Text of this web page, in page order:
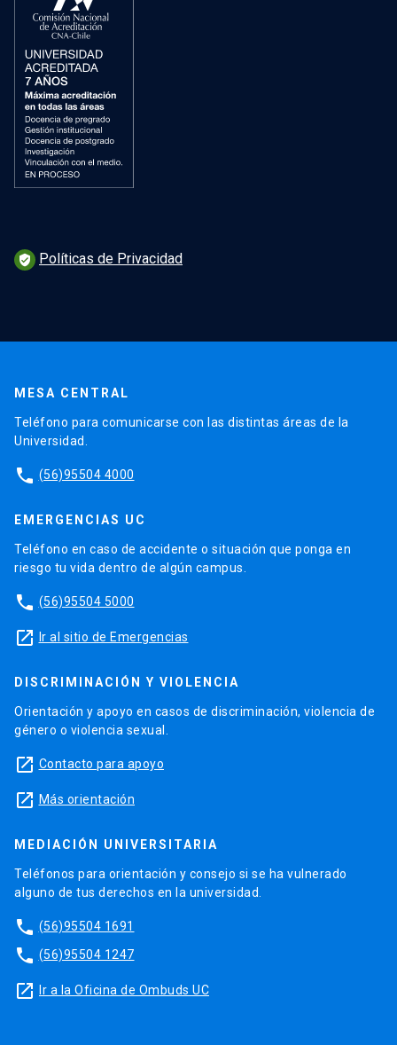
verified_user Políticas de Privacidad
MESA CENTRAL
Teléfono para comunicarse con las distintas áreas de la
Universidad.
phone (56)95504 4000
EMERGENCIAS UC
Teléfono en caso de accidente o situación que ponga en
riesgo tu vida dentro de algún campus.
phone (56)95504 5000
launch Ir al sitio de Emergencias
DISCRIMINACIÓN Y VIOLENCIA
Orientación y apoyo en casos de discriminación, violencia de
género o violencia sexual.
launch Contacto para apoyo
launch Más orientación
MEDIACIÓN UNIVERSITARIA
Teléfonos para orientación y consejo si se ha vulnerado
alguno de tus derechos en la universidad.
phone (56)95504 1691
phone (56)95504 1247
launch Ir a la Oficina de Ombuds UC